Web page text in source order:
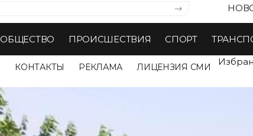
ОБЩЕСТВО ПРОИСШЕСТВИЯ СПОРТ
КОНТАКТЫ РЕКЛАМА ЛИЦЕНЗИЯ СМИ